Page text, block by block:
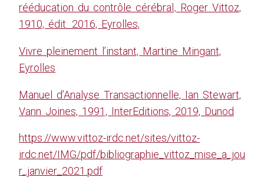
rééducation du contrôle cérébral , Roger Vittoz,
1910, édit. 2016, Eyrolles,
Vivre pleinement l’instant, Martine Mingant,
Eyrolles
Manuel d’Analyse Transactionnelle, Ian Stewart,
Vann Joines, 1991, InterEditions, 2019, Dunod
https://www.vittoz-irdc.net/sites/vittoz-
irdc.net/IMG/pdf/bibliographie_vittoz_mise_a_jou
r_janvier_2021.pdf